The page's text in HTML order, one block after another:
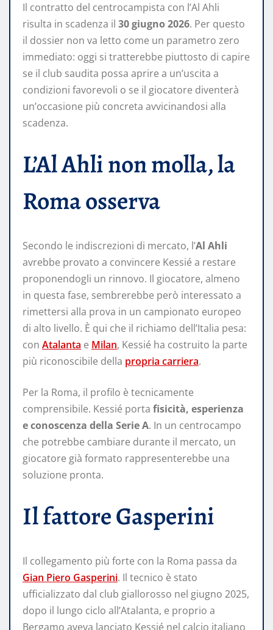
Il contratto del centrocampista con l’Al Ahli
risulta in scadenza il 30 giugno 2026. Per questo
il dossier non va letto come un parametro zero
immediato: oggi si tratterebbe piuttosto di capire
se il club saudita possa aprire a un’uscita a
condizioni favorevoli o se il giocatore diventerà
un’occasione più concreta avvicinandosi alla
scadenza.
L’Al Ahli non molla, la
Roma osserva
Secondo le indiscrezioni di mercato, l’Al Ahli
avrebbe provato a convincere Kessié a restare
proponendogli un rinnovo. Il giocatore, almeno
in questa fase, sembrerebbe però interessato a
rimettersi alla prova in un campionato europeo
di alto livello. È qui che il richiamo dell’Italia pesa:
con Atalanta e Milan, Kessié ha costruito la parte
più riconoscibile della propria carriera.
Per la Roma, il profilo è tecnicamente
comprensibile. Kessié porta fisicità, esperienza
e conoscenza della Serie A. In un centrocampo
che potrebbe cambiare durante il mercato, un
giocatore già formato rappresenterebbe una
soluzione pronta.
Il fattore Gasperini
Il collegamento più forte con la Roma passa da
Gian Piero Gasperini. Il tecnico è stato
ufficializzato dal club giallorosso nel giugno 2025,
dopo il lungo ciclo all’Atalanta, e proprio a
Bergamo aveva lanciato Kessié nel calcio italiano